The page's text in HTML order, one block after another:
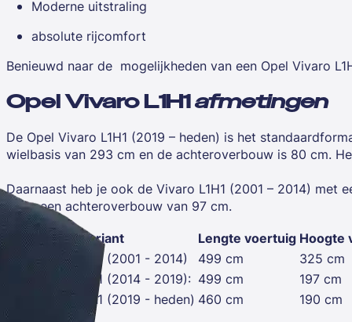
Moderne uitstraling
absolute rijcomfort
Benieuwd naar de mogelijkheden van een Opel Vivaro
Opel Vivaro L1H1afmetingen
De Opel Vivaro L1H1 (2019 – heden) is het
wielbasis van 293 cm en de achteroverbouw is 80 cm.
Daarnaast heb je ook de Vivaro L1H1 (2001 – 2014) met
maar een achteroverbouw van 97 cm.
Variant
Lengte voertuig Hoogte
Opel Vivaro l1h1 (2001 - 2014)
499 cm
325 cm
Opel Vivaro l1h1 (2014 - 2019): 499 cm
197 cm
Opel Vivaro l1h1 (2019 - heden) 460 cm
190 cm